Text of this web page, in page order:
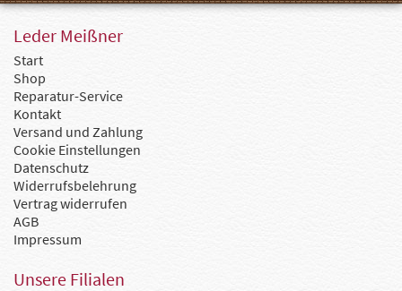
Leder Meißner
Start
Shop
Reparatur-Service
Kontakt
Versand und Zahlung
Cookie Einstellungen
Datenschutz
Widerrufsbelehrung
Vertrag widerrufen
AGB
Impressum
Unsere Filialen